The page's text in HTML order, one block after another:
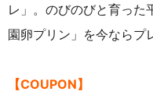
レ」。のびのびと育った
園卵プリン」を今ならプ
【COUPON】